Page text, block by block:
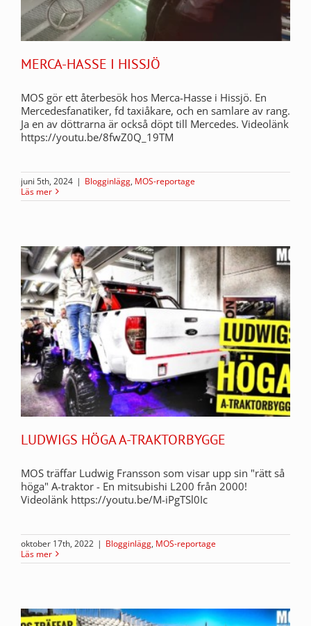
MERCA-HASSE I HISSJÖ
MOS gör ett återbesök hos Merca-Hasse i Hissjö. En
Mercedesfanatiker, fd taxiåkare, och en samlare av rang.
Ja en av döttrarna är också döpt till Mercedes. Videolänk
https://youtu.be/8fwZ0Q_19TM
juni 5th, 2024 | Blogginlägg, MOS-reportage
Läs mer
LUDWIGS HÖGA A-TRAKTORBYGGE
MOS träffar Ludwig Fransson som visar upp sin "rätt så
höga" A-traktor - En mitsubishi L200 från 2000!
Videolänk https://youtu.be/M-iPgTSl0Ic
oktober 17th, 2022 | Blogginlägg, MOS-reportage
Läs mer